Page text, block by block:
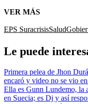
VER MÁS
EPS SuracrisisSalud
Le puede
Primera pelea de Jhon
encaró y video no se vio
Ella es Gunn Lundemo, la
en Suecia; es Dj y así